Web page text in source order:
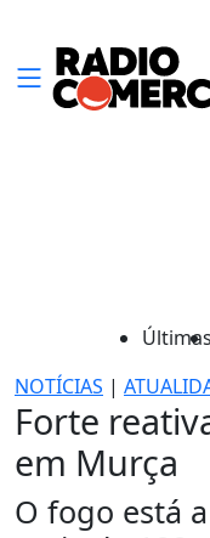
Últimas
NOTÍCIAS |
Forte
em Murça
O fogo está